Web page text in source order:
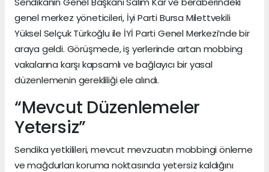
genel merkez yöneticileri, İyi Parti Bursa Milettvekili
Yüksel Selçuk Türkoğlu ile İYİ Parti Genel Merkezi’nde bir
araya geldi. Görüşmede, iş yerlerinde artan mobbing
vakalarına karşı kapsamlı ve bağlayıcı bir yasal
düzenlemenin gerekliliği ele alındı.
“Mevcut Düzenlemeler
Yetersiz”
Sendika yetkilileri, mevcut mevzuatın mobbingi önleme
ve mağdurları koruma noktasında yetersiz kaldığını